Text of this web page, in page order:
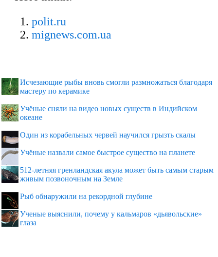
polit.ru
mignews.com.ua
Исчезающие рыбы вновь смогли размножаться благодаря
мастеру по керамике
Учёные сняли на видео новых существ в Индийском
океане
Один из корабельных червей научился грызть скалы
Учёные назвали самое быстрое существо на планете
512-летняя гренландская акула может быть самым старым
живым позвоночным на Земле
Рыб обнаружили на рекордной глубине
Ученые выяснили, почему у кальмаров «дьявольские»
глаза